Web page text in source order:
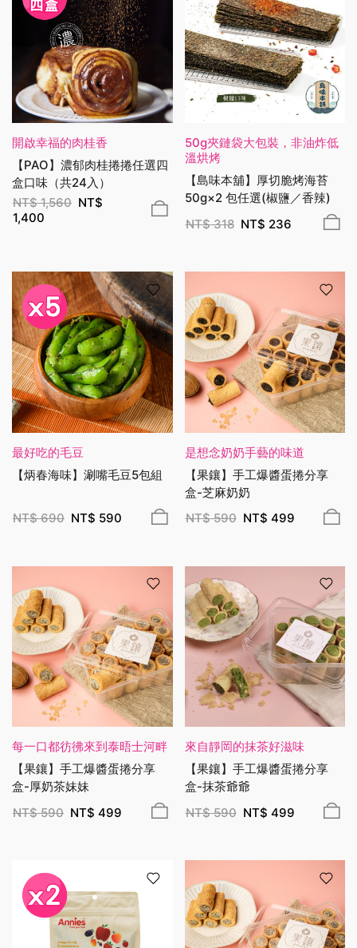
開啟幸福的肉桂香
【PAO】濃郁肉桂捲捲任選四
盒口味（共24入）
NT$1,560 NT$
1,400
50g夾鏈袋大包裝，非油炸低
溫烘烤
【島味本舖】厚切脆烤海苔
50g×2 包任選(椒鹽／香辣)
NT$318 NT$ 236
最好吃的毛豆
【炳春海味】涮嘴毛豆5包組
NT$690 NT$ 590
是想念奶奶手藝的味道
【果鑲】手工爆醬蛋捲分享
盒-芝麻奶奶
NT$590 NT$ 499
每一口都彷彿來到泰晤士河畔
【果鑲】手工爆醬蛋捲分享
盒-厚奶茶妹妹
NT$590 NT$ 499
來自靜岡的抹茶好滋味
【果鑲】手工爆醬蛋捲分享
盒-抹茶爺爺
NT$590 NT$ 499